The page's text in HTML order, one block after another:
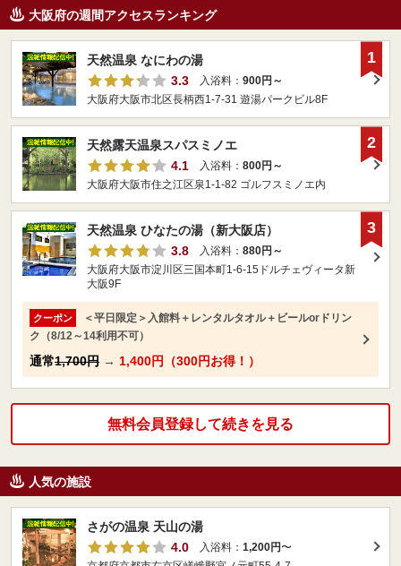
大阪府の週間アクセスランキング
天然温泉 なにわの湯
3.3
入浴料： 900円～
大阪府大阪市北区長柄西1-7-31 遊湯パークビル8F
1
天然露天温泉スパスミノエ
4.1
入浴料： 800円～
大阪府大阪市住之江区泉1-1-82 ゴルフスミノエ内
2
天然温泉 ひなたの湯（新大阪店）
3.8
入浴料： 880円～
大阪府大阪市淀川区三国本町1-6-15ドルチェヴィータ新
大阪9F
クーポン
＜平日限定＞入館料＋レンタルタオル＋ビールorドリン
ク（8/12～14利用不可）
通常1,700円 → 1,400円（300円お得！）
3
無料会員登録して続きを見る
人気の施設
さがの温泉 天山の湯
4.0
入浴料： 1,200円〜